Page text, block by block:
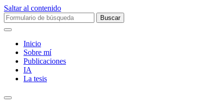
Saltar al contenido
Buscar:
Inicio
Sobre mí­
Publicaciones
IA
La tesis
Alternar